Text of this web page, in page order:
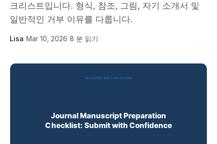
크리스트입니다. 형식, 참조, 그림, 자기 소개서 및
일반적인 거부 이유를 다룹니다.
Lisa Mar 10, 2026 8 분 읽기